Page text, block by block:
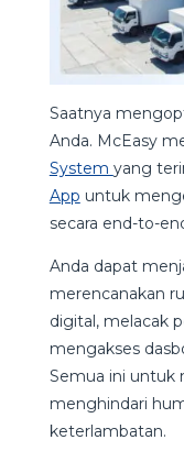
Saatnya
Anda. McEasy
System yang
App untuk
secara end-to-
Anda dapat
merencanakan
digital, melacak
mengakses
Semua ini untuk
menghindari
keterlambatan.